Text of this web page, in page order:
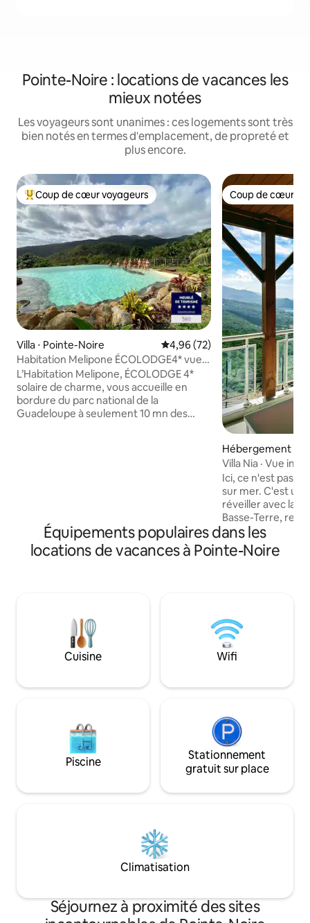
Pointe-Noire : locations de vacances les
mieux notées
Les voyageurs sont unanimes : ces logements sont très
bien notés en termes d'emplacement, de propreté et
plus encore.
Coups de cœur voyageurs les plus appréciés
Coup de cœur voyageurs
Villa ⋅ Pointe-Noire Évaluation moyenne sur la
4,96 (72)
Habitation Melipone ÉCOLODGE4* vue
mer piscine spa
L’Habitation Melipone, ÉCOLODGE 4*
solaire de charme, vous accueille en
bordure du parc national de la
Guadeloupe à seulement 10 mn des
terrasse, 140m² habitables, sa piscine et
son jacuzzi dominants la vue
Coup de cœur
Coup de cœur
Hébergement ⋅
Villa Nia · Vue
Montagnes
Ici, ce n'est pas
sur mer. C'est
réveiller avec la
Basse-Terre,
pour un apéro
cuisine équipée,
Côte sous-le-
disponible 📌
>airbnb.com/h/
Équipements populaires dans les
locations de vacances à Pointe-Noire
Cuisine Wifi
Piscine
Stationnement
gratuit sur place
Climatisation
Séjournez à proximité des sites